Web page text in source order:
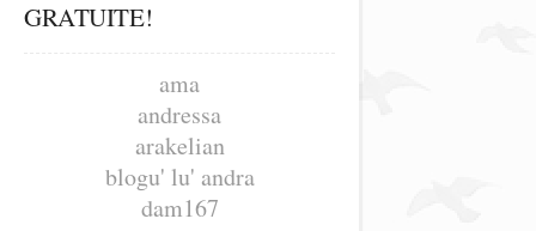
GRATUITE!
ama
andressa
arakelian
blogu' lu' andra
dam167